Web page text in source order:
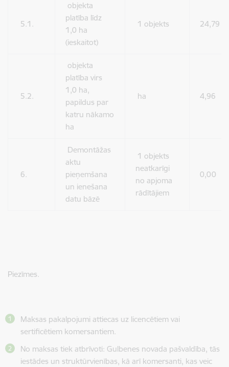
5.1.
objekta
platība līdz
1,0 ha
(ieskaitot)
1 objekts 24,79
5.2.
objekta
platība virs
1,0 ha,
papildus par
katru nākamo
ha
ha 4,96
6.
Demontāžas
aktu
pieņemšana
un ienešana
datu bāzē
1 objekts
neatkarīgi
no apjoma
rādītājiem
0,00
Piezīmes.
Maksas pakalpojumi attiecas uz licencētiem vai
sertificētiem komersantiem.
No maksas tiek atbrīvoti: Gulbenes novada pašvaldība, tās
iestādes un struktūrvienības, kā arī komersanti, kas veic